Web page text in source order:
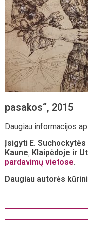
pasakos“, 2015
Daugiau informacijos
Įsigyti E.
Kaune, Klaipėdoje ir
pardavimų vietose.
Daugiau autorės